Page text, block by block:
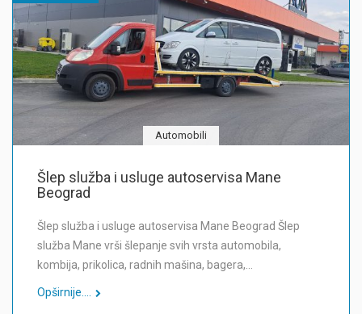
Automobili
Šlep služba i usluge autoservisa Mane
Beograd
Šlep služba i usluge autoservisa Mane Beograd Šlep
služba Mane vrši šlepanje svih vrsta automobila,
kombija, prikolica, radnih mašina, bagera,…
Opširnije....